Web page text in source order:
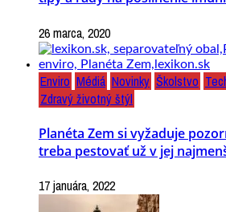
26 marca, 2020
Enviro Médiá Novinky Školstvo
Zdravý životný štýl
Planéta Zem si vyžaduje
treba pestovať už v jej
17 januára, 2022